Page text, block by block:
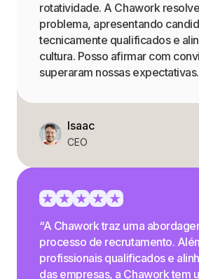
rotatividade. A Chawork
problema, apresentando
tecnicamente qualificados e
cultura. Posso afirmar com
superaram nossas
Isaac
CEO
“A Chawork traz uma
processo de recrutamento.
profissionais qualificados e
das empresas, a Chawork tem